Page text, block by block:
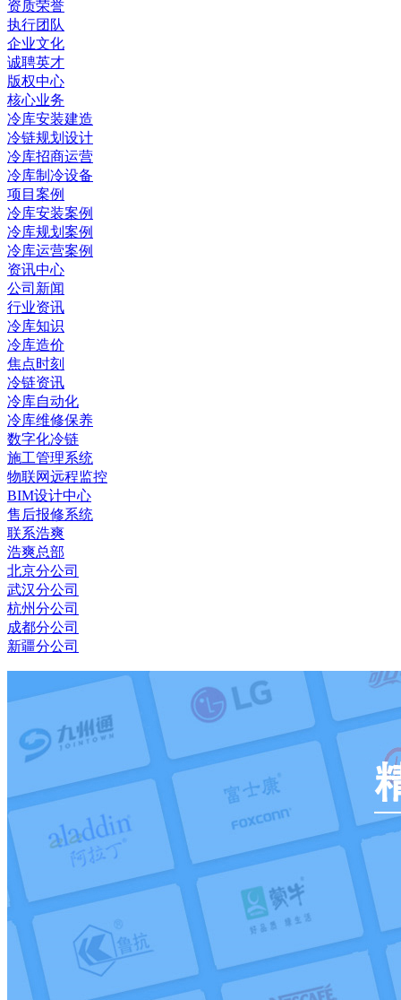
资质荣誉
执行团队
企业文化
诚聘英才
版权中心
核心业务
冷库安装建造
冷链规划设计
冷库招商运营
冷库制冷设备
项目案例
冷库安装案例
冷库规划案例
冷库运营案例
资讯中心
公司新闻
行业资讯
冷库知识
冷库造价
焦点时刻
冷链资讯
冷库自动化
冷库维修保养
数字化冷链
施工管理系统
物联网远程监控
BIM设计中心
售后报修系统
联系浩爽
浩爽总部
北京分公司
武汉分公司
杭州分公司
成都分公司
新疆分公司